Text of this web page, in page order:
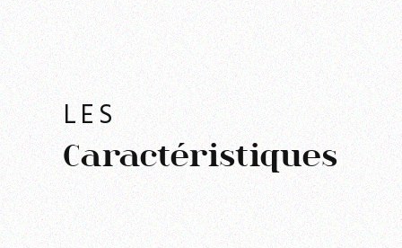
LES
Caractéristiques